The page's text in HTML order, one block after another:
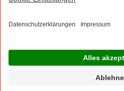
Jetzt Ihre NORMA Filiale
mehr Angebote
Geben Sie über "Meine Filiale" Ihre PLZ ein
Region.